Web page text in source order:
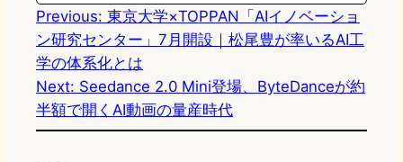
Previous: 東京大学×TOPPAN「AIイノベーショ
ン研究センター」7月開設｜松尾豊が率いるAI工
学の体系化とは
Next: Seedance 2.0 Mini登場、ByteDanceが約
半額で開くAI動画の量産時代